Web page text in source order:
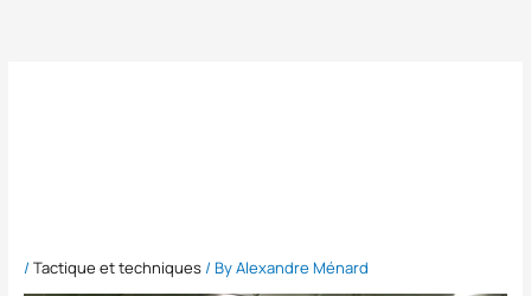
/Tactique et techniques / ByAlexandre Ménard